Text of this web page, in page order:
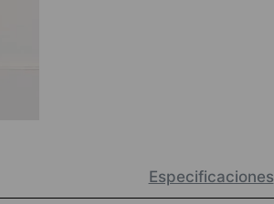
Especificaciones